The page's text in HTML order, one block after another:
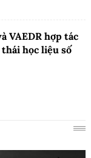
VAEDR hợp tác
học liệu số